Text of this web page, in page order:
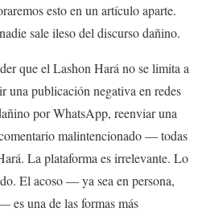
esto en un artículo aparte.
sale ileso del discurso dañino.
que el Lashon Hará no se limita a
una publicación negativa en redes
por WhatsApp, reenviar una
malintencionado — todas
La plataforma es irrelevante. Lo
El acoso — ya sea en persona,
es una de las formas más